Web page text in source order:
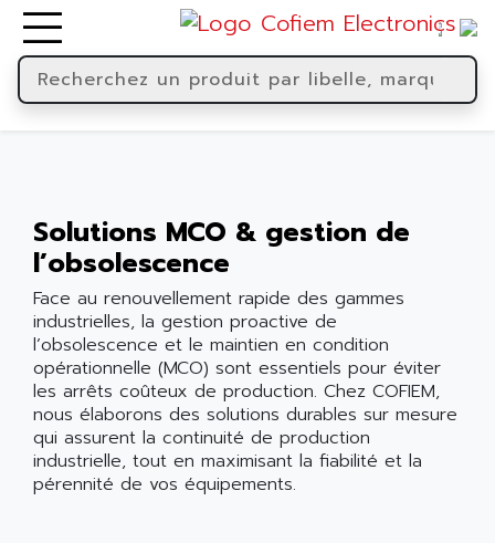
Solutions MCO & gestion de
l’obsolescence
Face au renouvellement rapide des gammes
industrielles, la gestion proactive de
l’obsolescence et le maintien en condition
opérationnelle (MCO) sont essentiels pour éviter
les arrêts coûteux de production. Chez COFIEM,
nous élaborons des solutions durables sur mesure
qui assurent la continuité de production
industrielle, tout en maximisant la fiabilité et la
pérennité de vos équipements.